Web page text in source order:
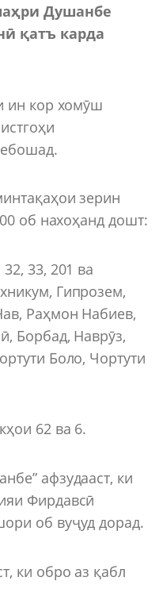
Душанбе
қатъ карда
ин кор хомӯш
зерин
об нахоҳанд дошт:
33, 201 ва
Гипрозем,
Раҳмон Набиев,
Борбад, Наврӯз,
Боло, Чортути
62 ва 6.
афзудааст, ки
Фирдавсӣ
об вуҷуд дорад.
ки обро аз қабл